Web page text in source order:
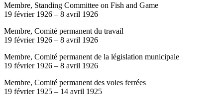
Membre, Standing Committee on Fish and Game
19 février 1926 – 8 avril 1926
Membre, Comité permanent du travail
19 février 1926 – 8 avril 1926
Membre, Comité permanent de la législation municipale
19 février 1926 – 8 avril 1926
Membre, Comité permanent des voies ferrées
19 février 1925 – 14 avril 1925